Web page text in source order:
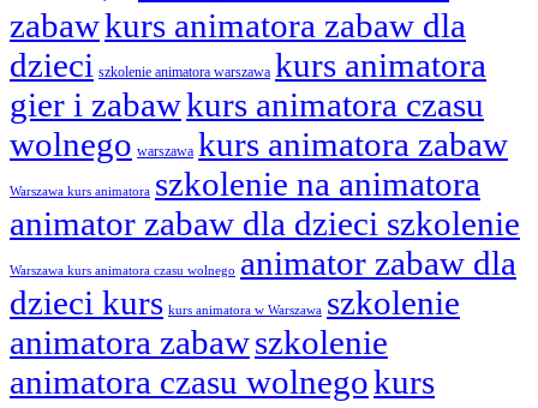
zabawkurs animatora zabaw dla
dzieci szkolenie animatora warszawa kurs animatora
gier i zabawkurs animatora czasu
wolnego warszawa kurs animatora zabaw
Warszawa kurs animatora szkolenie na animatora
animator zabaw dla dzieci szkolenie
Warszawa kurs animatora czasu wolnego animator zabaw dla
dzieci kurs kurs animatora w Warszawa szkolenie
animatora zabawszkolenie
animatora czasu wolnegokurs